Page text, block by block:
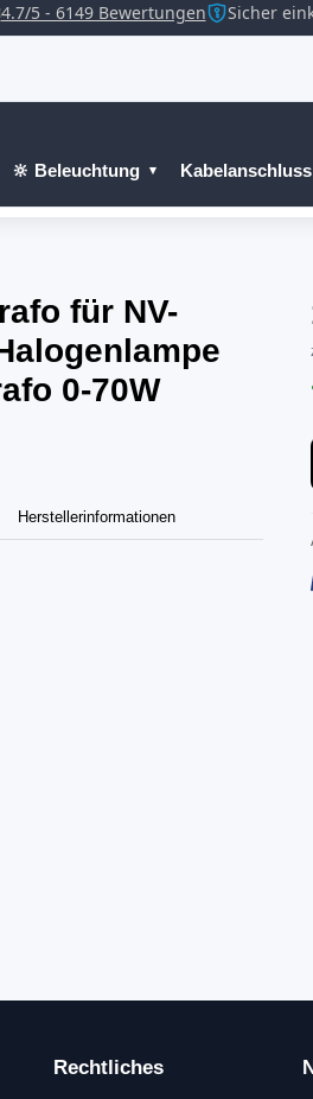
4.7/5 - 6149 Bewertungen Sicher
🔆 Beleuchtung Kabelanschluss
für NV-
0-70W
Herstellerinformationen
Rechtliches